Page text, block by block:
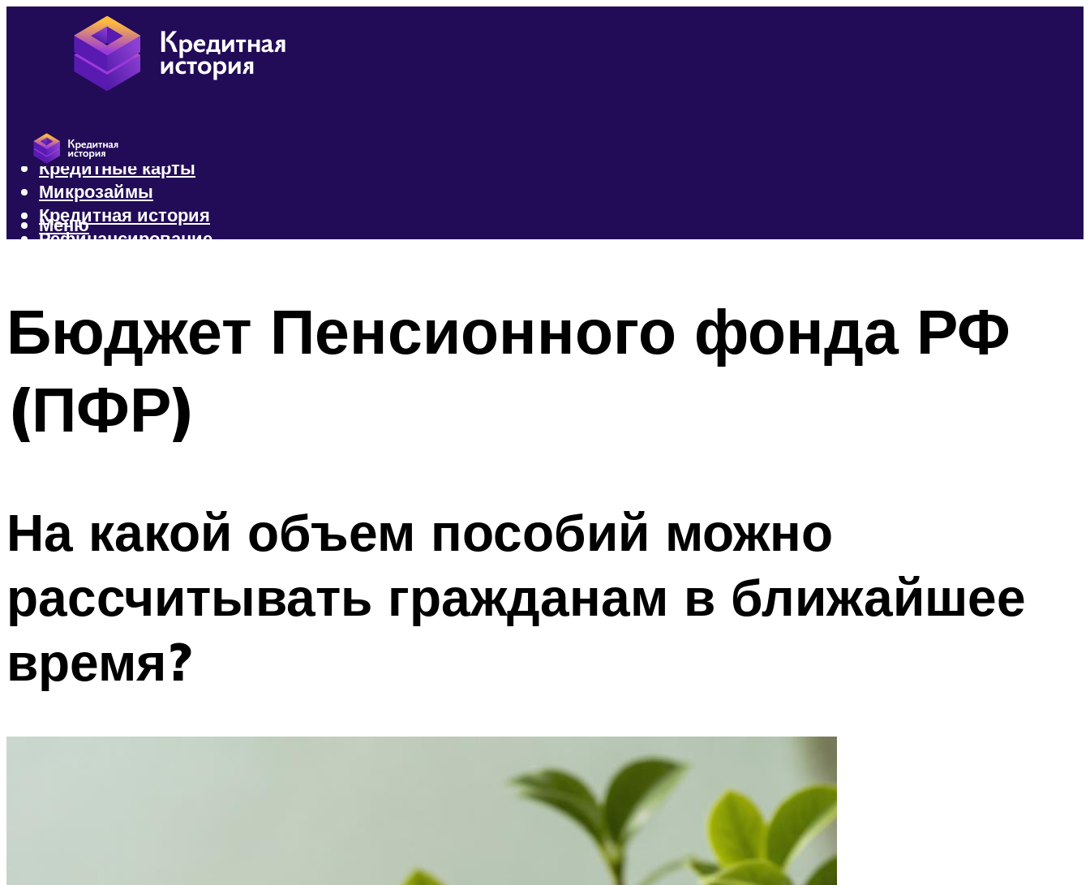
Кредиты
Кредитные карты
Микрозаймы
Кредитная история
Рефинансирование
Меню
Бюджет Пенсионного фонда РФ
(ПФР)
На какой объем пособий можно
рассчитывать гражданам в ближайшее
время?